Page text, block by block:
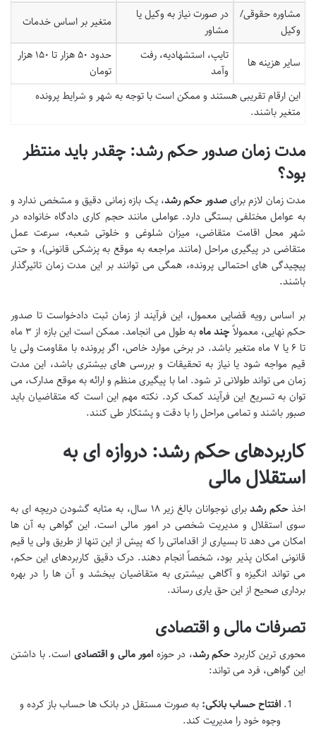
مشاوره حقوقی/
وکیل
در صورت نیاز به وکیل یا
مشاور
متغیر بر اساس خدمات
سایر هزینه ها
تایپ، استشهادیه، رفت
وآمد
حدود ۵۰ هزار تا ۱۵۰ هزار
تومان
این ارقام تقریبی هستند و ممکن است با توجه به شهر و شرایط پرونده
متغیر باشند.
مدت زمان صدور حکم رشد: چقدر باید منتظر
بود؟
مدت زمان لازم برایصدور حکم رشد، یک بازه زمانی دقیق و مشخص ندارد و
به عوامل مختلفی بستگی دارد. عواملی مانند حجم کاری دادگاه خانواده در
شهر محل اقامت متقاضی، میزان شلوغی و خلوتی شعبه، سرعت عمل
متقاضی در پیگیری مراحل (مانند مراجعه به موقع به پزشکی قانونی)، و حتی
پیچیدگی های احتمالی پرونده، همگی می توانند بر این مدت زمان تاثیرگذار
باشند.
بر اساس رویه قضایی معمول، این فرآیند از زمان ثبت دادخواست تا صدور
حکم نهایی، معمولاًچند ماه
به طول می انجامد. ممکن است این بازه از ۳ ماه
تا ۶ یا ۷ ماه متغیر باشد. در برخی موارد خاص، اگر پرونده با مقاومت ولی یا
قیم مواجه شود یا نیاز به تحقیقات و بررسی های بیشتری باشد، این مدت
زمان می تواند طولانی تر شود. اما با پیگیری منظم و ارائه به موقع مدارک، می
توان به تسریع این فرآیند کمک کرد. نکته مهم این است که متقاضیان باید
صبور باشند و تمامی مراحل را با دقت و پشتکار طی کنند.
کاربردهای حکم رشد: دروازه ای به
استقلال مالی
اخذ حکم رشد
برای نوجوانان بالغ زیر ۱۸ سال، به مثابه گشودن دریچه ای به
سوی استقلال و مدیریت شخصی در امور مالی است. این گواهی به آن ها
امکان می دهد تا بسیاری از اقداماتی را که پیش از این تنها از طریق ولی یا قیم
قانونی امکان پذیر بود، شخصاً انجام دهند. درک دقیق کاربردهای این حکم،
می تواند انگیزه و آگاهی بیشتری به متقاضیان ببخشد و آن ها را در بهره
برداری صحیح از این حق یاری رساند.
تصرفات مالی و اقتصادی
محوری ترین کاربرد حکم رشد، در حوزه امور مالی و اقتصادی است. با داشتن
این گواهی، فرد می تواند:
افتتاح حساب بانکی: به صورت مستقل در بانک ها حساب باز کرده و
وجوه خود را مدیریت کند.